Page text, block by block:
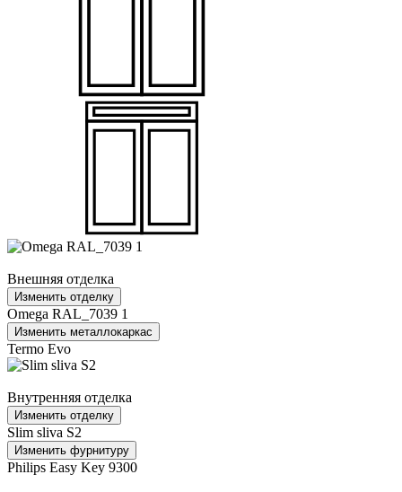
Внешняя отделка
Изменить отделку
Omega RAL_7039 1
Изменить металлокаркас
Termo Evo
Внутренняя отделка
Изменить отделку
Slim sliva S2
Изменить фурнитуру
Philips Easy Key 9300